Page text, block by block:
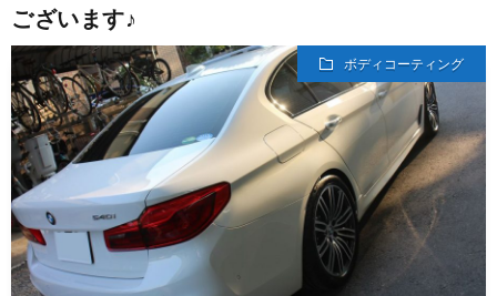
ございます♪
ボディコーティング